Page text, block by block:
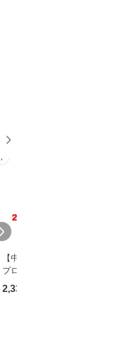
7
【中古】 野ブタ。を
プロデュース [DVD-B
OX] / バップ [DVD]
【メール便送料無料】
2,335